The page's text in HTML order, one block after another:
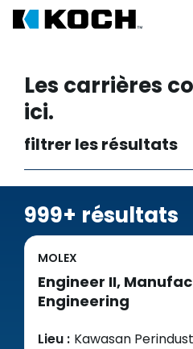
Les carrières
ici.
filtrer les résultats
999+ résultats
MOLEX
Engineer II,
Engineering
Lieu : Kawasan